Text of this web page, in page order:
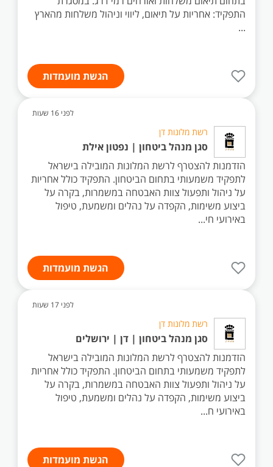
התפקיד: אחריות על תיאום, ליווי וניהול משלחות מהארץ
...
הגשת מועמדות
לפני 16 שעות
רשת מלונות דן
סגן מנהל ביטחון | נפטון אילת
הזדמנות להצטרף לרשת המלונות המובילה בישראל
לתפקיד משמעותי בתחום הביטחון. התפקיד כולל אחריות
על ניהול ותפעול צוות האבטחה במשמרות, בקרה על
ביצוע משימות, הקפדה על נהלים ומשמעת, טיפול
באירועי חי...
הגשת מועמדות
לפני 17 שעות
רשת מלונות דן
סגן מנהל ביטחון | דן | ירושלים
הזדמנות להצטרף לרשת המלונות המובילה בישראל
לתפקיד משמעותי בתחום הביטחון. התפקיד כולל אחריות
על ניהול ותפעול צוות האבטחה במשמרות, בקרה על
ביצוע משימות, הקפדה על נהלים ומשמעת, טיפול
באירועי ח...
הגשת מועמדות